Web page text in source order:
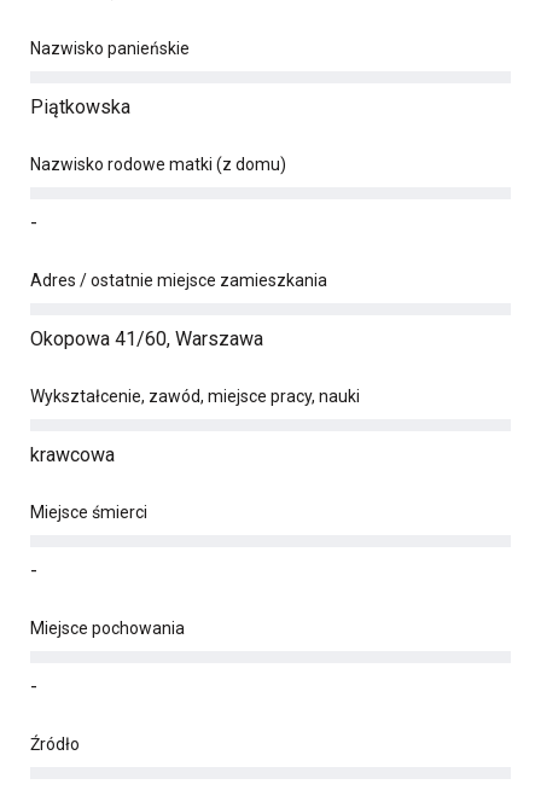
Nazwisko panieńskie
Piątkowska
Nazwisko rodowe matki (z domu)
-
Adres / ostatnie miejsce zamieszkania
Okopowa 41/60, Warszawa
Wykształcenie, zawód, miejsce pracy, nauki
krawcowa
Miejsce śmierci
-
Miejsce pochowania
-
Źródło